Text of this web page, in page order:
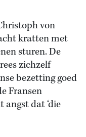
von
kratten met
sturen. De
zichzelf
bezetting goed
Fransen
dat ‘die